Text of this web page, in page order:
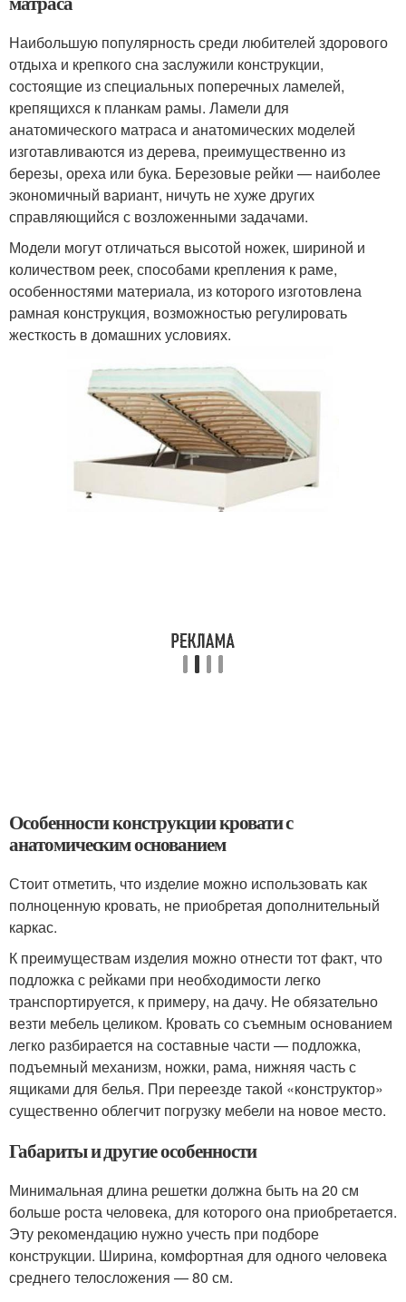
Наибольшую популярность среди любителей здорового
отдыха и крепкого сна заслужили конструкции,
состоящие из специальных поперечных ламелей,
крепящихся к планкам рамы. Ламели для
анатомического матраса и анатомических моделей
изготавливаются из дерева, преимущественно из
березы, ореха или бука. Березовые рейки — наиболее
экономичный вариант, ничуть не хуже других
справляющийся с возложенными задачами.
Модели могут отличаться высотой ножек, шириной и
количеством реек, способами крепления к раме,
особенностями материала, из которого изготовлена
рамная конструкция, возможностью регулировать
жесткость в домашних условиях.
Особенности конструкции кровати с
анатомическим основанием
Стоит отметить, что изделие можно использовать как
полноценную кровать, не приобретая дополнительный
каркас.
К преимуществам изделия можно отнести тот факт, что
подложка с рейками при необходимости легко
транспортируется, к примеру, на дачу. Не обязательно
везти мебель целиком. Кровать со съемным основанием
легко разбирается на составные части — подложка,
подъемный механизм, ножки, рама, нижняя часть с
ящиками для белья. При переезде такой «конструктор»
существенно облегчит погрузку мебели на новое место.
Габариты и другие особенности
Минимальная длина решетки должна быть на 20 см
больше роста человека, для которого она приобретается.
Эту рекомендацию нужно учесть при подборе
конструкции. Ширина, комфортная для одного человека
среднего телосложения — 80 см.